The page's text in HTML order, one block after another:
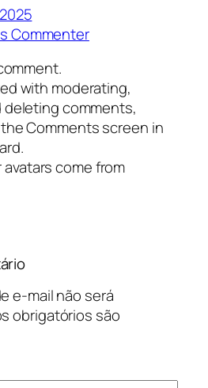
Commenter
with moderating,
comments,
Comments screen in
come from
e-mail não será
obrigatórios são